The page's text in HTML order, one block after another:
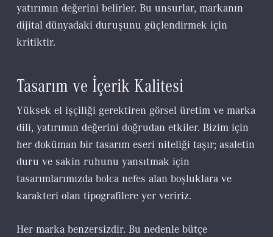
yatırımın değerini belirler. Bu unsurlar, markanın
dijital dünyadaki duruşunu güçlendirmek için
kritiktir.
Tasarım ve İçerik Kalitesi
Yüksek el işçiliği gerektiren görsel üretim ve marka
dili, yatırımın değerini doğrudan etkiler. Bizim için
her doküman bir tasarım eseri niteliği taşır; asaletin
duru ve sakin ruhunu yansıtmak için
tasarımlarımızda bolca nefes alan boşluklara ve
karakteri olan tipografilere yer veririz.
Her marka benzersizdir. Bu nedenle bütçe